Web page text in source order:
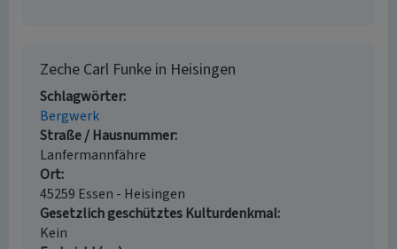
Zeche Carl Funke in Heisingen
Schlagwörter
Bergwerk
Straße / Hausnummer
Lanfermannfähre
Ort
45259 Essen - Heisingen
Gesetzlich geschütztes Kulturdenkmal
Kein